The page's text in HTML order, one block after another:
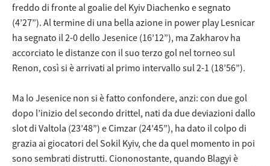
freddo di fronte al goalie del Kyiv Diachenko e segnato
(4’27”). Al termine di una bella azione in power play Lesnicar
ha segnato il 2-0 dello Jesenice (16’12”), ma Zakharov ha
accorciato le distanze con il suo terzo gol nel torneo sul
Renon, così si è arrivati al primo intervallo sul 2-1 (18’56”).
Ma lo Jesenice non si è fatto confondere, anzi: con due gol
dopo l’inizio del secondo drittel, nati da due deviazioni dallo
slot di Valtola (23’48”) e Cimzar (24’45”), ha dato il colpo di
grazia ai giocatori del Sokil Kyiv, che da quel momento in poi
sono sembrati distrutti. Ciononostante, quando Blagyi è